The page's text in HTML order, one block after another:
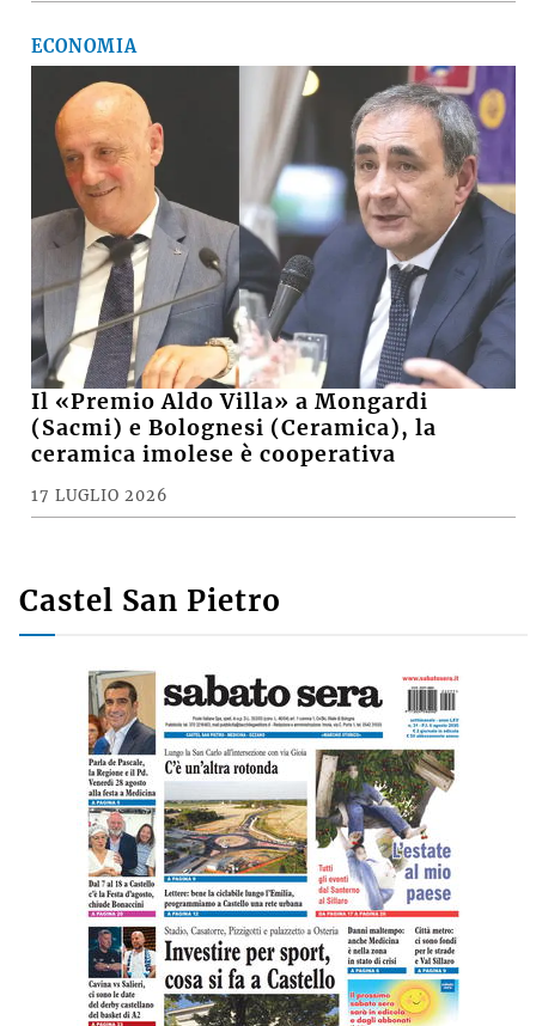
ECONOMIA
Il «Premio Aldo Villa» a Mongardi
(Sacmi) e Bolognesi (Ceramica), la
ceramica imolese è cooperativa
17 LUGLIO 2026
Castel San Pietro